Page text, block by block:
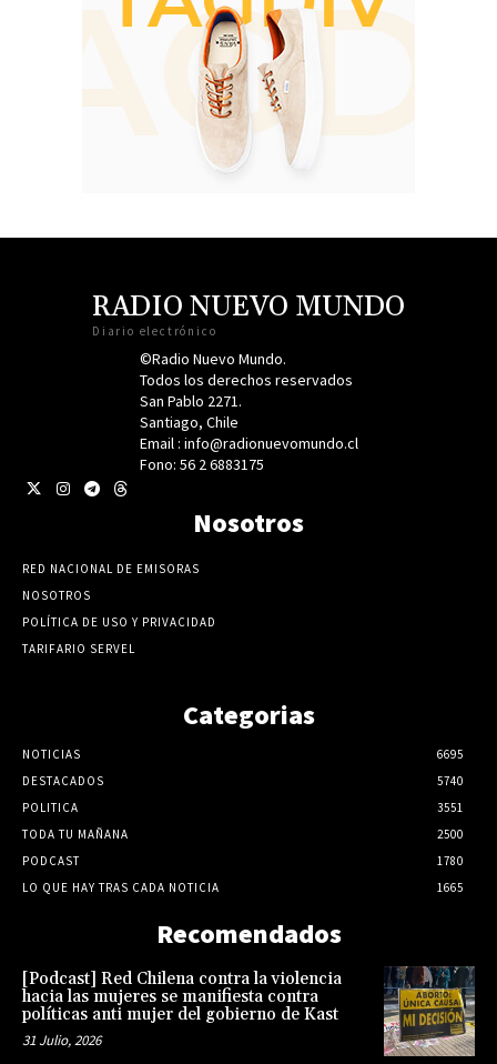
RADIO NUEVO MUNDO
Diario electrónico
©Radio Nuevo Mundo.
Todos los derechos reservados
San Pablo 2271.
Santiago, Chile
Email : info@radionuevomundo.cl
Fono: 56 2 6883175
Nosotros
RED NACIONAL DE EMISORAS
NOSOTROS
POLÍTICA DE USO Y PRIVACIDAD
TARIFARIO SERVEL
Categorias
NOTICIAS
6695
DESTACADOS
5740
POLITICA
3551
TODA TU MAÑANA
2500
PODCAST
1780
LO QUE HAY TRAS CADA NOTICIA
1665
Recomendados
[Podcast] Red Chilena contra la violencia
hacia las mujeres se manifiesta contra
políticas anti mujer del gobierno de Kast
31 Julio, 2026